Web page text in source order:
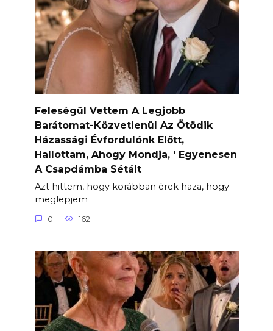
Feleségül Vettem A Legjobb
Barátomat-Közvetlenül Az Ötödik
Házassági Évfordulónk Előtt,
Hallottam, Ahogy Mondja, ‘ Egyenesen
A Csapdámba Sétált
Azt hittem, hogy korábban érek haza, hogy
meglepjem
0 162